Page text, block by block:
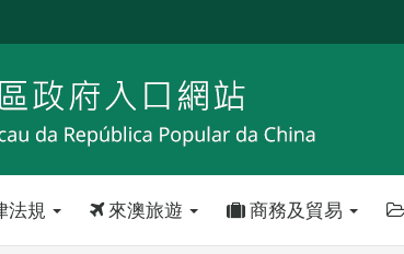
法規 來澳旅遊 商務及貿易